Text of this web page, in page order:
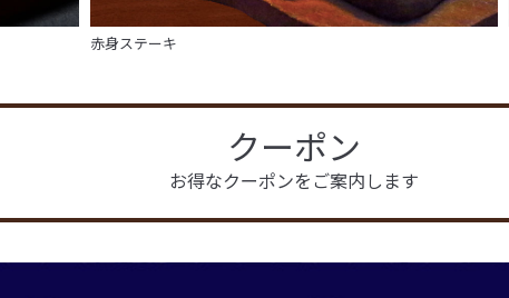
赤身ステーキ
クーポン
お得なクーポンをご案内します